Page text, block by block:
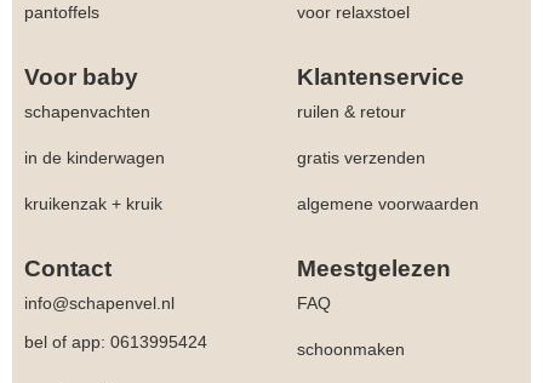
pantoffels voor relaxstoel
Voor baby Klantenservice
schapenvachten ruilen & retour
in de kinderwagen gratis verzenden
kruikenzak + kruik algemene voorwaarden
Contact Meestgelezen
info@schapenvel.nl
FAQ
bel of app: 0613995424
schoonmaken